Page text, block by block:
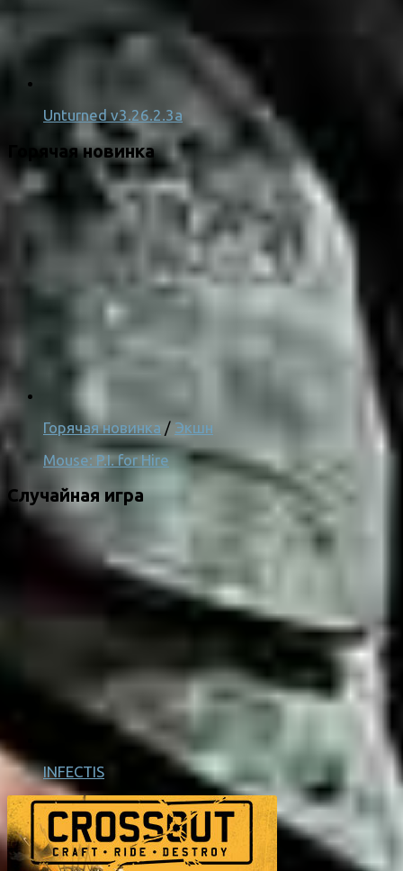
Unturned v3.26.2.3a
Горячая новинка
Горячая новинка / Экшн
Mouse: P.I. for Hire
Случайная игра
INFECTIS